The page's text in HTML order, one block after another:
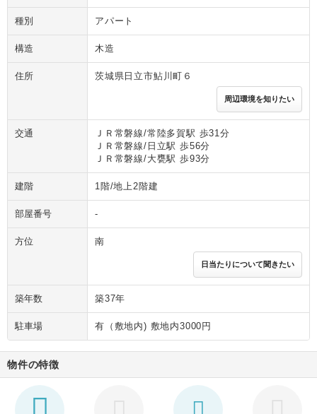
種別 アパート
構造 木造
住所 茨城県日立市鮎川町６
周辺環境を知りたい
交通
ＪＲ常磐線/常陸多賀駅 歩31分
ＪＲ常磐線/日立駅 歩56分
ＪＲ常磐線/大甕駅 歩93分
建階 1階/地上2階建
部屋番号 -
方位 南
日当たりについて聞きたい
築年数 築37年
駐車場 有（敷地内) 敷地内3000円
物件の特徴